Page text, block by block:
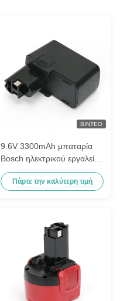
ΒΊΝΤΕΟ
9.6V 3300mAh μπαταρία
Bosch ηλεκτρικού εργαλείου
Bh-974h Bh-974L Bh-974n
2 607 33
Πάρτε την καλύτερη τιμή